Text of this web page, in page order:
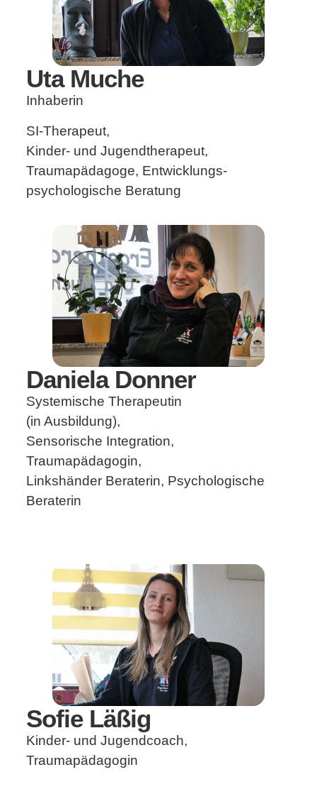
Uta Muche
Inhaberin
SI-Therapeut,
Kinder- und Jugendtherapeut,
Traumapädagoge, Entwicklungs-
psychologische Beratung
Daniela Donner
Systemische Therapeutin
(in Ausbildung),
Sensorische Integration,
Traumapädagogin,
Linkshänder Beraterin, Psychologische
Beraterin
Sofie Läßig
Kinder- und Jugendcoach,
Traumapädagogin